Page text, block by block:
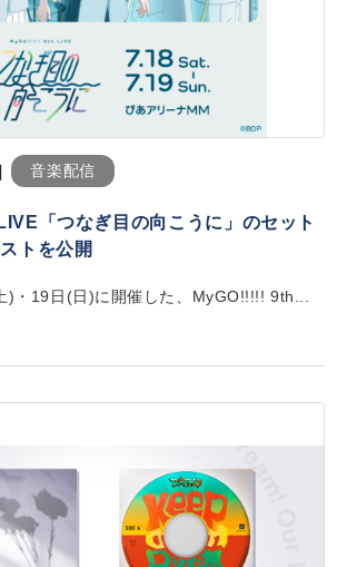
音楽配信
「つなぎ目の向こうに」のセット
トを公開
)・19日(日)に開催した、MyGO!!!!! 9th...